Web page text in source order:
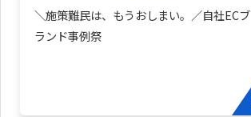
＼施策難民は、もうおしまい。／自社ECブ
ランド事例祭